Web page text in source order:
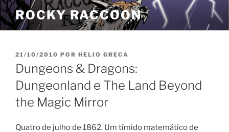
Pular
para
o
ROCKY RACCOON
PUBLICADO
EM
21/10/2010 POR HELIO GRECA
Dungeons & Dragons:
Dungeonland e The Land Beyond
the Magic Mirror
Quatro de julho de 1862. Um tímido matemático de